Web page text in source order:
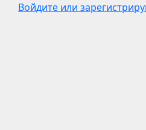
Войдите или